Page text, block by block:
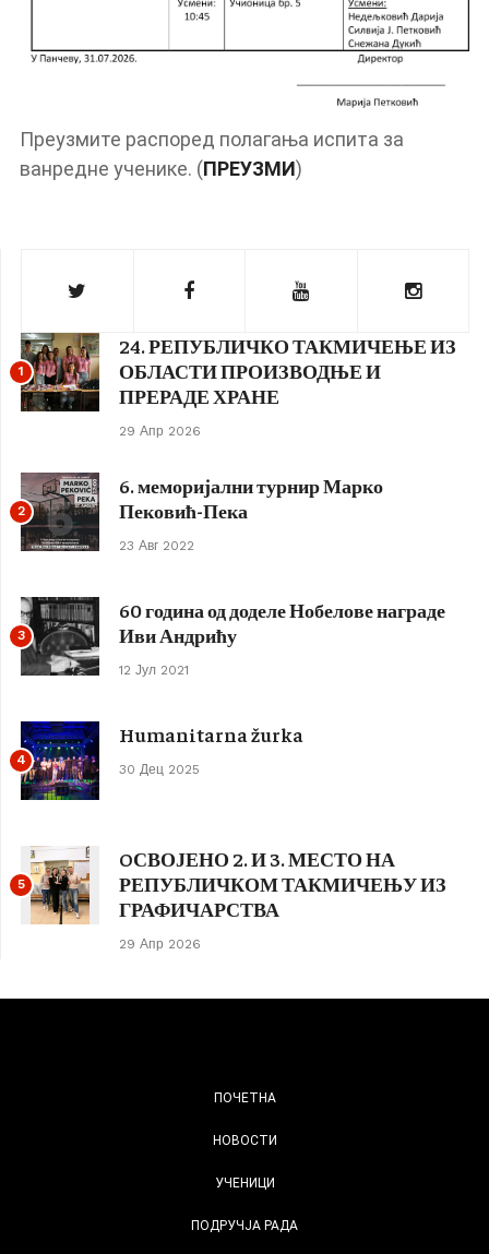
Преузмите распоред полагања испита за
ванредне ученике. (ПРЕУЗМИ)
1
24. РЕПУБЛИЧКО ТАКМИЧЕЊЕ ИЗ
ОБЛАСТИ ПРОИЗВОДЊЕ И
ПРЕРАДЕ ХРАНЕ
29 Апр 2026
2
6. меморијални турнир Марко
Пековић-Пека
23 Авг 2022
3
60 година од доделе Нобелове награде
Иви Андрићу
12 Јул 2021
4
Humanitarna žurka
30 Дец 2025
5
OСВОЈЕНО 2. И 3. МЕСТО НА
РЕПУБЛИЧКОМ ТАКМИЧЕЊУ ИЗ
ГРАФИЧАРСТВА
29 Апр 2026
ПОЧЕТНА
НОВОСТИ
УЧЕНИЦИ
ПОДРУЧЈА РАДА